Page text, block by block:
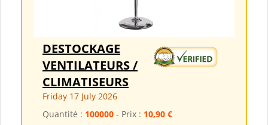
DESTOCKAGE
VENTILATEURS /
CLIMATISEURS
Friday 17 July 2026
Quantité : 100000 - Prix : 10,90 €